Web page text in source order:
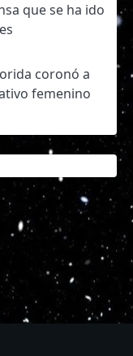
que se ha ido
coronó a
femenino